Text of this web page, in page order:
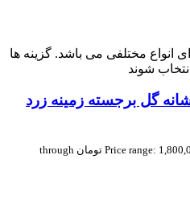
انواع مختلفی می باشد. گزینه ها
شوند
ماشینی افرند 1200 شانه گل برجسته زمینه زرد
Price range: 1,800,000 تومان through